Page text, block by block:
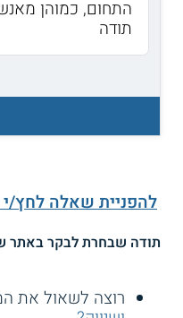
התחום, כמוהן
תודה
להפניית שאלה לחץ/י
תודה שבחרת לבקר באתר
רוצה לשאול את